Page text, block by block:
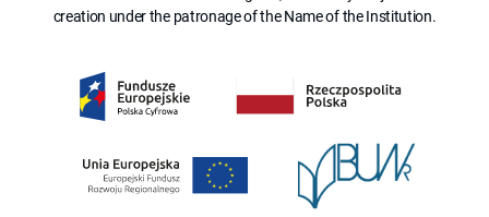
creation under the patronage of the Name of the Institution.